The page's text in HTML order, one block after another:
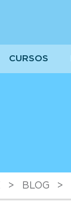
CURSOS
> BLOG >